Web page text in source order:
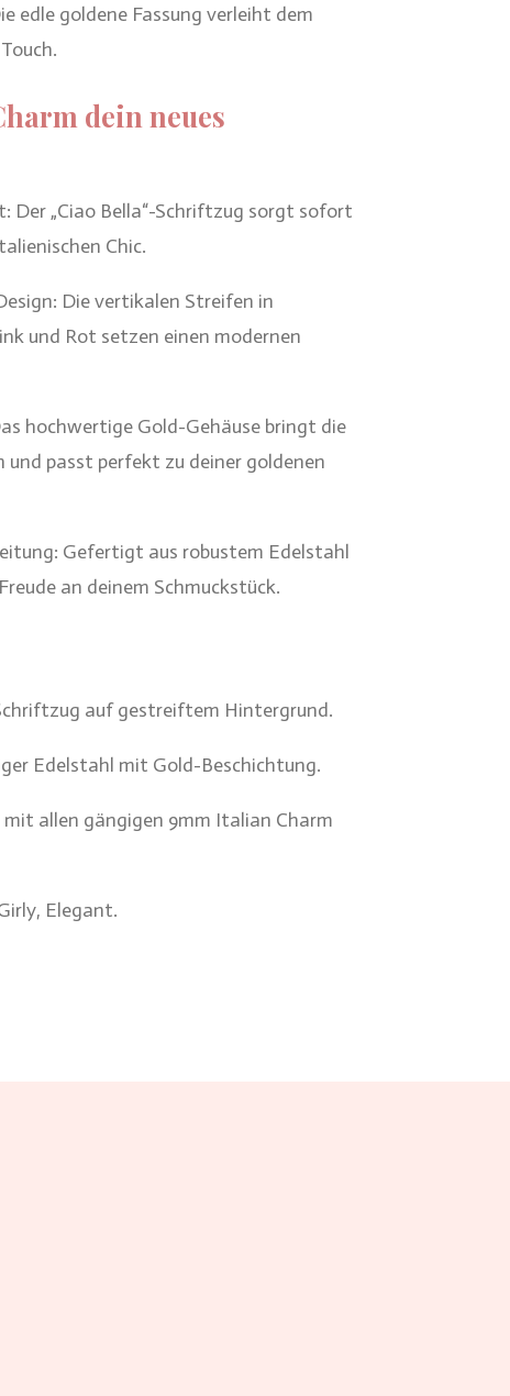
edle goldene Fassung verleiht dem
dein neues
Der „Ciao Bella“-Schriftzug sorgt sofort
Chic.
Die vertikalen Streifen in
und Rot setzen einen modernen
hochwertige Gold-Gehäuse bringt die
und passt perfekt zu deiner goldenen
Gefertigt aus robustem Edelstahl
an deinem Schmuckstück.
auf gestreiftem Hintergrund.
Edelstahl mit Gold-Beschichtung.
allen gängigen 9mm Italian Charm
Elegant.